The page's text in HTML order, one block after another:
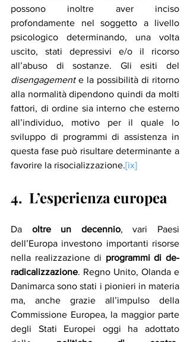
possono inoltre aver inciso
profondamente nel soggetto a livello
psicologico determinando, una volta
uscito, stati depressivi e/o il ricorso
disengagement e la possibilità di ritorno
alla normalità dipendono quindi da molti
fattori, di ordine sia interno che esterno
all’individuo, motivo per il quale lo
sviluppo di programmi di assistenza in
questa fase può risultare determinante a
favorire la risocializzazione.[ix]
4. L’esperienza europea
Da oltre un decennio, vari Paesi
dell’Europa investono importanti risorse
nella realizzazione di programmi di de-
radicalizzazione. Regno Unito, Olanda e
Danimarca sono stati i pionieri in materia
ma, anche grazie all’impulso della
Commissione Europea, la maggior parte
degli Stati Europei oggi ha adottato